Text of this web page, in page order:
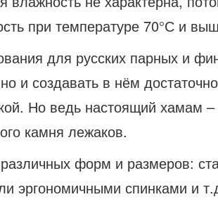
при температуре 70°С и
для русских парных и
и создавать в нём
Но ведь настоящий хамам
камня лежаков.
форм и размеров:
эргономичными спинками и